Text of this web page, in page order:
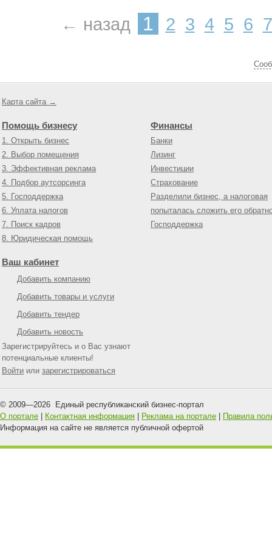
← назад 1 2 3 4 5 6 7
Карта сайта →
Помощь бизнесу
1. Открыть бизнес
2. Выбор помещения
3. Эффективная реклама
4. Подбор аутсорсинга
5. Господдержка
6. Уплата налогов
7. Поиск кадров
8. Юридическая помощь
Финансы
Банки
Лизинг
Инвестиции
Страхование
Разделили бизнес, а налоговая
попыталась сложить его
Господдержка
Ваш кабинет
Добавить компанию
Добавить товары и услуги
Добавить тендер
Добавить новость
Зарегистрируйтесь и о Вас узнают
потенциальные клиенты!
Войти или зарегистрироваться
© 2009—2026 Единый республиканский бизнес-портал
О портале
Контактная информация Реклама на портале
Правила
Информация на сайте не является публичной офертой